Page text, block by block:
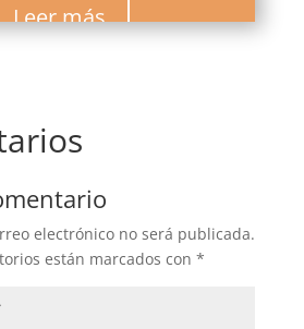
Leer más
electrónico no será publicada.
están marcados con *